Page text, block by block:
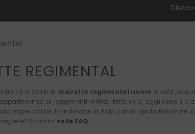
REGIMENTAL
oltre 78 modelli di cravatte regimental uomo in seta
ai reggimenti militari britannici, oggi sono il
impeccabile. Handmade in Italy, con lo spirito British nel
Scoprilo nelle FAQ.